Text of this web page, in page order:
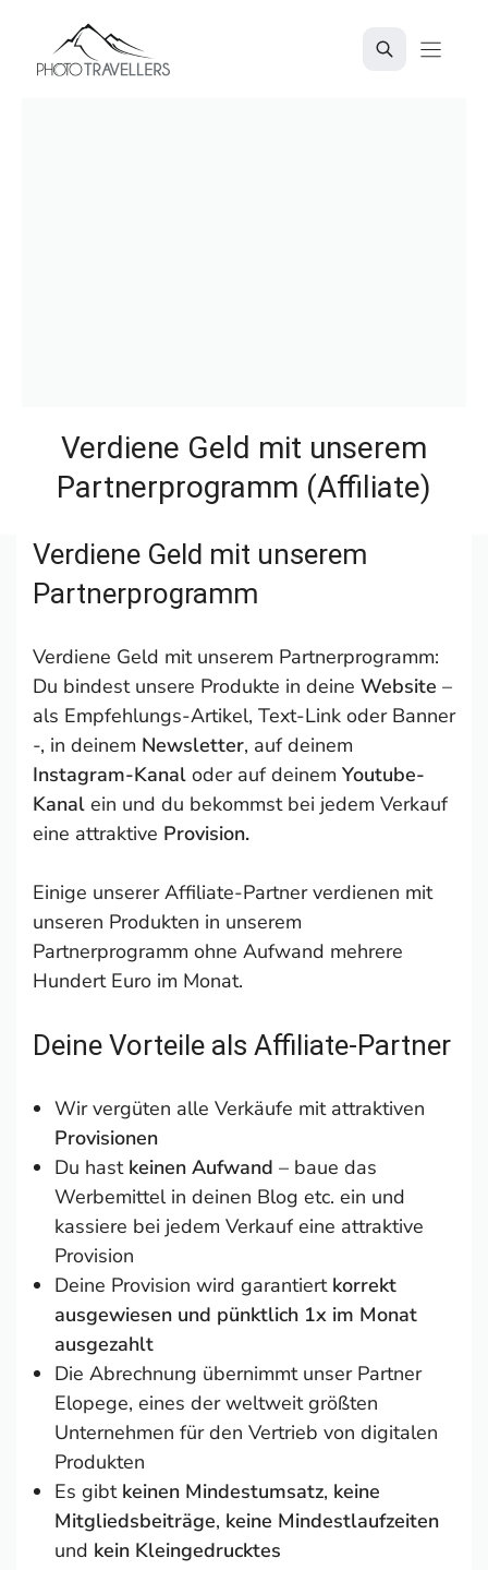
springen
Verdiene Geld mit unserem
Partnerprogramm (Affiliate)
Verdiene Geld mit unserem
Partnerprogramm
Verdiene Geld mit unserem Partnerprogramm:
Du bindest unsere Produkte in deine Website –
als Empfehlungs-Artikel, Text-Link oder Banner
-, in deinem Newsletter, auf deinem
Instagram-Kanal oder auf deinem Youtube-
Kanal ein und du bekommst bei jedem Verkauf
eine attraktive Provision.
Einige unserer Affiliate-Partner verdienen mit
unseren Produkten in unserem
Partnerprogramm ohne Aufwand mehrere
Hundert Euro im Monat.
Deine Vorteile als Affiliate-Partner
Wir vergüten alle Verkäufe mit attraktiven
Provisionen
Du hast keinen Aufwand – baue das
Werbemittel in deinen Blog etc. ein und
kassiere bei jedem Verkauf eine attraktive
Provision
Deine Provision wird garantiert korrekt
ausgewiesen und pünktlich 1x im Monat
ausgezahlt
Die Abrechnung übernimmt unser Partner
Elopege, eines der weltweit größten
Unternehmen für den Vertrieb von digitalen
Produkten
Es gibt keinen Mindestumsatz, keine
Mitgliedsbeiträge, keine Mindestlaufzeiten
und kein Kleingedrucktes